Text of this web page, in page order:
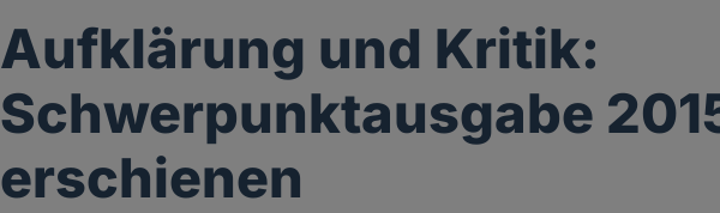
Aufklärung und Kritik:
Schwerpunktausgabe
erschienen